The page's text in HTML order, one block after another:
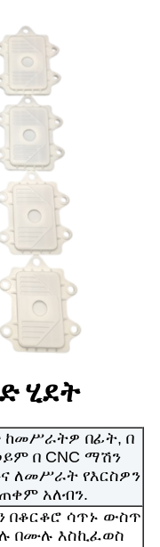
ሂደት
ከመሥራትዎ በፊት, በ
በ CNC ማሽን
ለመሥራት የእርስዎን
አለብን.
በቆርቆሮ ሳጥኑ ውስጥ
በሙሉ እስኪፈወስ